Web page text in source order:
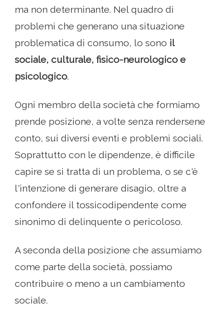
ma non determinante. Nel quadro di
problemi che generano una situazione
problematica di consumo, lo sono il
sociale, culturale, fisico-neurologico e
psicologico.
Ogni membro della società che formiamo
prende posizione, a volte senza rendersene
conto, sui diversi eventi e problemi sociali.
Soprattutto con le dipendenze, è difficile
capire se si tratta di un problema, o se c'è
l'intenzione di generare disagio, oltre a
confondere il tossicodipendente come
sinonimo di delinquente o pericoloso.
A seconda della posizione che assumiamo
come parte della società, possiamo
contribuire o meno a un cambiamento
sociale.